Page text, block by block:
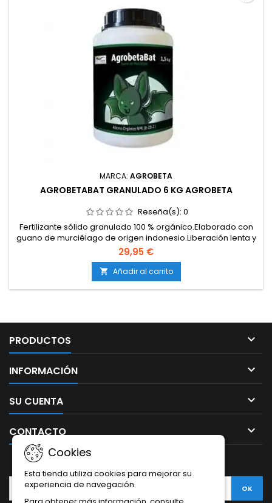
MARCA: AGROBETA
AGROBETABAT GRANULADO 6 KG AGROBETA
Reseña(s): 0
Fertilizante sólido granulado 100 % orgánico.Elaborado con
guano de murciélago de origen indonesio.Liberación lenta y
progresiva de nutrientes.Aporta nitrógeno, fósforo, potasio,
calcio y micronutrientes.Estimula el crecimiento, la floración y
la maduración.Mejora la fertilidad del suelo y su capacidad
de retención de agua.Favorece la...
29,95 €
 Añadir al carrito
PRODUCTOS 
INFORMACIÓN 
SU CUENTA 
CONTACTO 
Cookies
Esta tienda utiliza cookies para mejorar su
experiencia de navegación.